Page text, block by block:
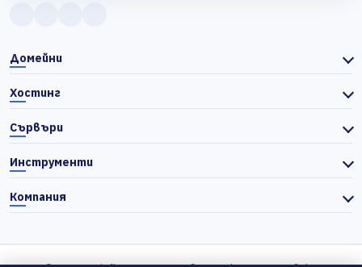
Домейни
Хостинг
Сървъри
Инструменти
Компания